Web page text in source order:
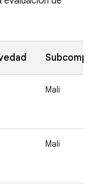
Mali
Mali